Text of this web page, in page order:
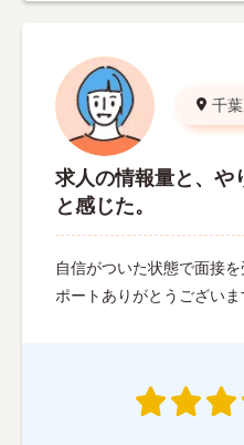
千
求人の情報量と、や
と感じた。
自信がついた状態で面接
ポートありがとうございま